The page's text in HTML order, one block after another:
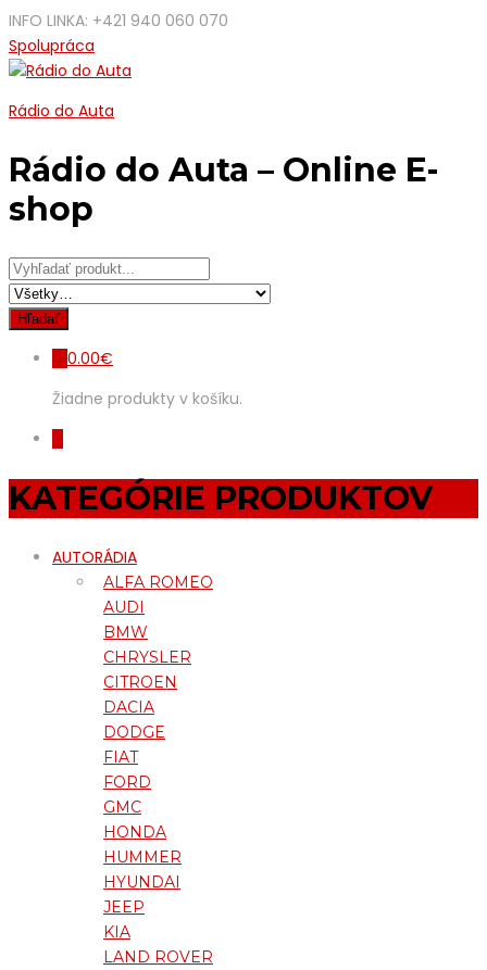
INFO LINKA: +421 940 060 070
Spolupráca
Rádio do Auta
Rádio do Auta – Online E-
shop
0.00€
Žiadne produkty v košíku.
KATEGÓRIE PRODUKTOV
AUTORÁDIA
ALFA ROMEO
AUDI
BMW
CHRYSLER
CITROEN
DACIA
DODGE
FIAT
FORD
GMC
HONDA
HUMMER
HYUNDAI
JEEP
KIA
LAND ROVER